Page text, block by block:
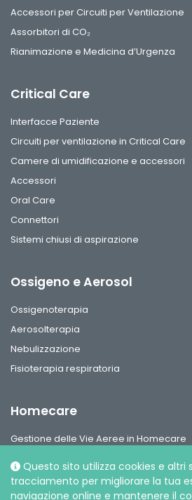
Questo sito utilizza cookies e altri
tracciamento per migliorare la tua
navigazione online e mantenere il
Accessori per Circuiti per Ventilazione
Assorbitori di CO₂
Rianimazione e Medicina d’Urgenza
Critical Care
Interfacce Paziente
Circuiti per ventilazione in Critical Care
Camere di umidificazione e accessori
Accessori
Oral Care
Connettori
Sistemi chiusi di aspirazione
Ossigeno e Aerosol
Ossigenoterapia
Aerosolterapia
Nebulizzazione
Fisioterapia respiratoria
Homecare
Gestione delle Vie Aeree in Homecare
Gamma Ossigeno & Aerosol Terapia